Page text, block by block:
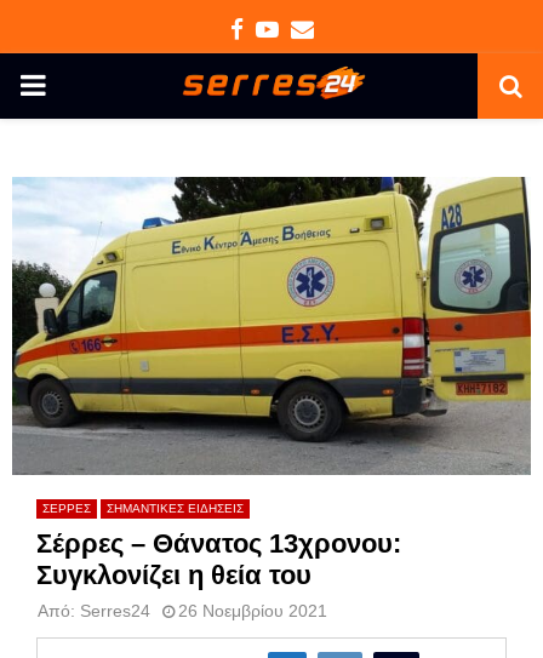
Facebook
Youtube
Email
PRIMARY
ΣΕΡΡΕΣ ΣΗΜΑΝΤΙΚΕΣ ΕΙΔΗΣΕΙΣ
Σέρρες – Θάνατος 13χρονου:
Συγκλονίζει η θεία του
Από: Serres24 26 Νοεμβρίου 2021